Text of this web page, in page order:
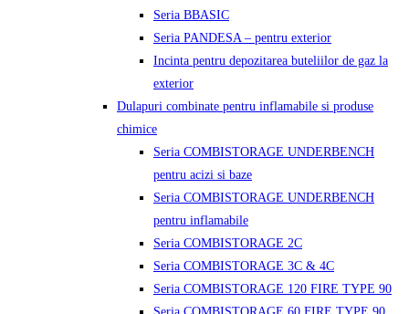
Seria BBASIC
Seria PANDESA – pentru exterior
Incinta pentru depozitarea buteliilor de gaz la
exterior
Dulapuri combinate pentru inflamabile si produse
chimice
Seria COMBISTORAGE UNDERBENCH
pentru acizi si baze
Seria COMBISTORAGE UNDERBENCH
pentru inflamabile
Seria COMBISTORAGE 2C
Seria COMBISTORAGE 3C & 4C
Seria COMBISTORAGE 120 FIRE TYPE 90